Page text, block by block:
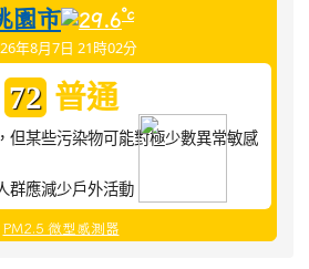
園市 29.6°c
年8月7日 21時02分
72 普通
但某些污染物可能對極少數異常敏感
群應減少戶外活動
PM2.5 微型感測器